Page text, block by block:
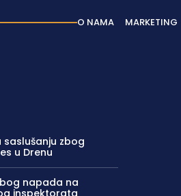
O NAMA MARKETING
zbog
u Drenu
napada na
inspektorata